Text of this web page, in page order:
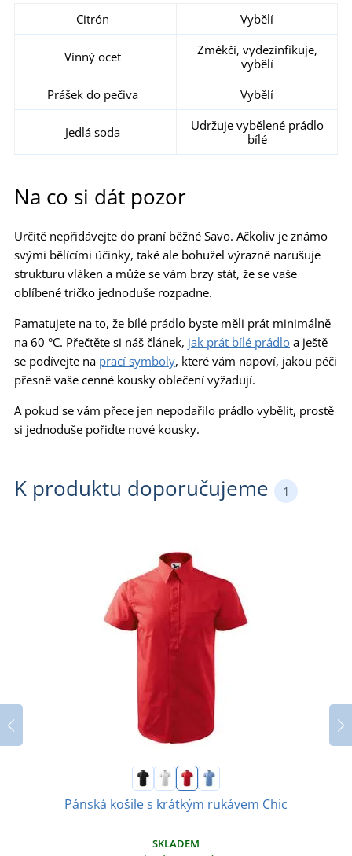
Citrón Vybělí
Vinný ocet
Změkčí, vydezinfikuje,
vybělí
Prášek do pečiva
Vybělí
Jedlá soda
Udržuje vybělené prádlo
bílé
Na co si dát pozor
Určitě nepřidávejte do praní běžné Savo. Ačkoliv je známo
svými bělícími účinky, také ale bohužel výrazně narušuje
strukturu vláken a může se vám brzy stát, že se vaše
oblíbené tričko jednoduše rozpadne.
Pamatujete na to, že bílé prádlo byste měli prát minimálně
na 60 °C. Přečtěte si náš článek, jak prát bílé prádlo a ještě
se podívejte na prací symboly, které vám napoví, jakou péči
přesně vaše cenné kousky oblečení vyžadují.
A pokud se vám přece jen nepodařilo prádlo vybělit, prostě
si jednoduše pořiďte nové kousky.
K produktu doporučujeme 1
Pánská košile s krátkým rukávem Chic
SKLADEM